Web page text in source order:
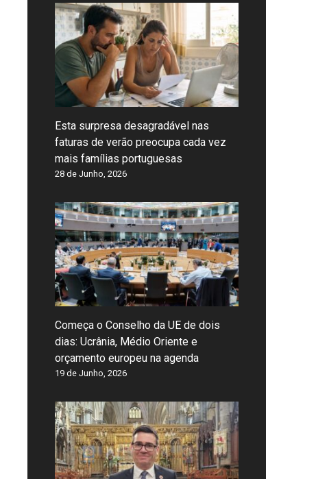
Esta surpresa desagradável nas
faturas de verão preocupa cada vez
mais famílias portuguesas
28 de Junho, 2026
Começa o Conselho da UE de dois
dias: Ucrânia, Médio Oriente e
orçamento europeu na agenda
19 de Junho, 2026